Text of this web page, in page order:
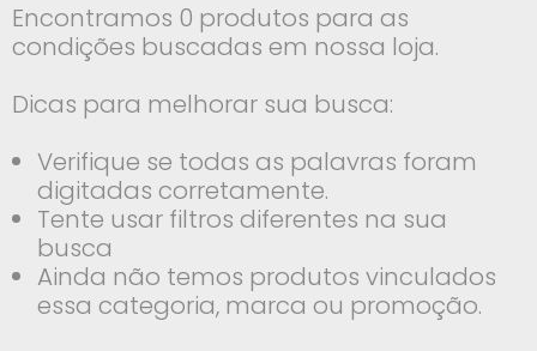
Encontramos 0 produtos para as
condições buscadas em nossa loja.
Dicas para melhorar sua busca:
Verifique se todas as palavras foram
digitadas corretamente.
Tente usar filtros diferentes na sua
busca
Ainda não temos produtos vinculados
essa categoria, marca ou promoção.